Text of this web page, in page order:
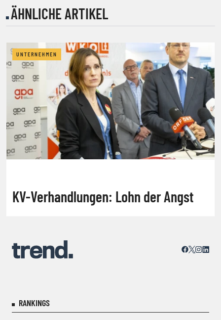
ÄHNLICHE ARTIKEL
UNTERNEHMEN
KV-Verhandlungen: Lohn der Angst
RANKINGS